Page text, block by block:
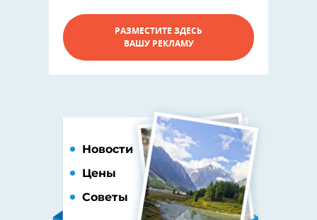
РАЗМЕСТИТЕ ЗДЕСЬ
ВАШУ РЕКЛАМУ
Новости
Цены
Советы